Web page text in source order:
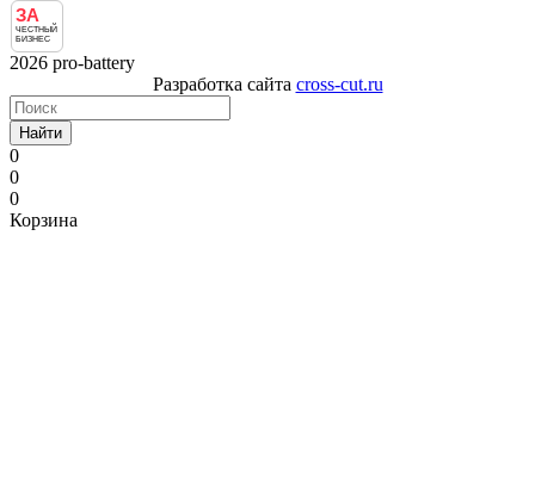
ЗА
ЧЕСТНЫЙ
БИЗНЕС
2026 pro-battery
Разработка сайта cross-cut.ru
Найти
0
0
0
Корзина